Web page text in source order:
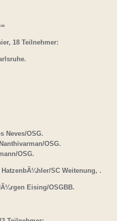
18 Teilnehmer:
Neves/OSG.
OSG.
OSG.
SC Weitenung, .
Eising/OSGBB.